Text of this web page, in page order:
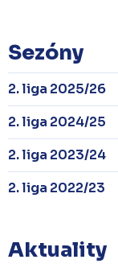
Sezóny
2. liga 2025/26
2. liga 2024/25
2. liga 2023/24
2. liga 2022/23
Aktuality